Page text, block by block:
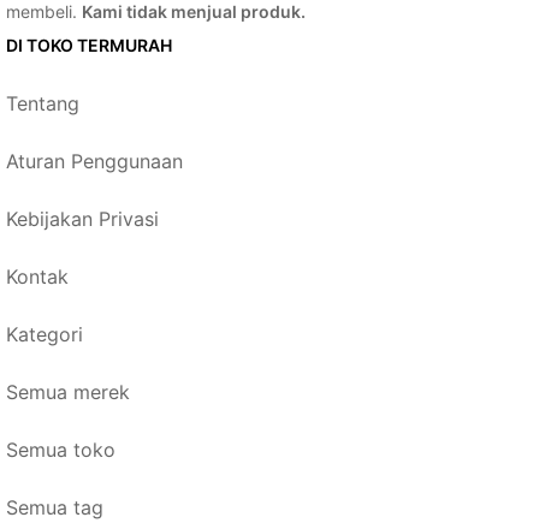
membeli. Kami tidak menjual produk.
DI TOKO TERMURAH
Tentang
Aturan Penggunaan
Kebijakan Privasi
Kontak
Kategori
Semua merek
Semua toko
Semua tag